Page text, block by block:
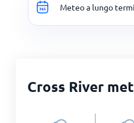
Meteo a lungo
Cross River